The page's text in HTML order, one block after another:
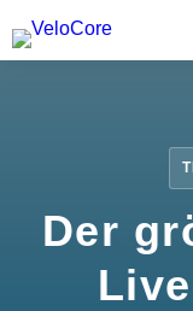
Der